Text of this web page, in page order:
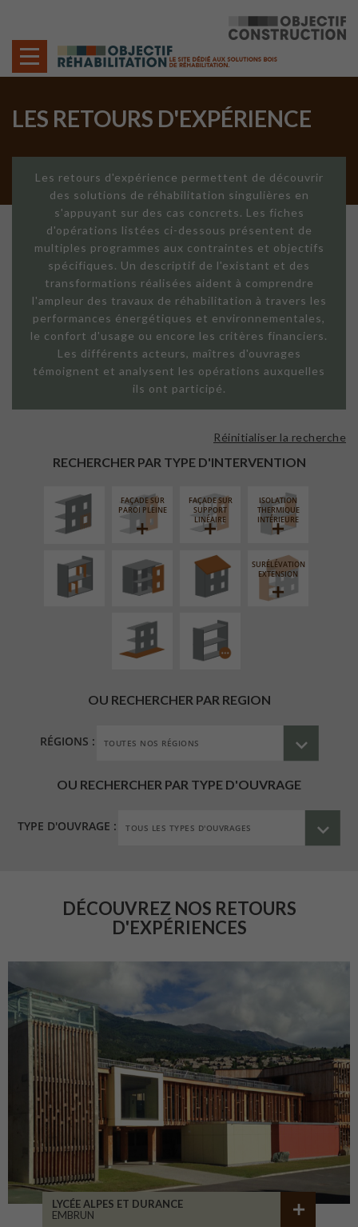
LES RETOURS D'EXPÉRIENCE
Les retours d'expérience permettent de découvrir
des solutions de réhabilitation singulières en
s'appuyant sur des cas concrets. Les fiches
d'opérations listées ci-dessous présentent de
multiples programmes aux contraintes et objectifs
spécifiques. Un descriptif de l'existant et des
transformations réalisées aident à comprendre
l'ampleur des travaux de réhabilitation à travers les
performances énergétiques et environnementales,
le confort d'usage ou encore les critères financiers.
Les différents acteurs, maîtres d'ouvrages
témoignent et analysent les opérations auxquelles
ils ont participé.
RECHERCHER PAR TYPE D'INTERVENTION
Réinitialiser la recherche
EXTÉRIEURE
FAÇADE SUR
PAROI PLEINE
FAÇADE SUR
SUPPORT
LINÉAIRE
ISOLATION
THERMIQUE
INTÉRIEURE
RÉAMÉNAGEMENT
INTÉRIEUR
FERMETURE
LOGGIAS
RÉFECTION DES
TOITURES
SURÉLÉVATION
EXTENSION
AMÉNAGEMENT
EXTÉRIEUR
PROCÉDÉ
PARTICULIER
OU RECHERCHER PAR REGION
RÉGIONS :
OU RECHERCHER PAR TYPE D'OUVRAGE
TYPE D'OUVRAGE :
DÉCOUVREZ NOS RETOURS
D'EXPÉRIENCES
LYCÉE ALPES ET DURANCE
EMBRUN